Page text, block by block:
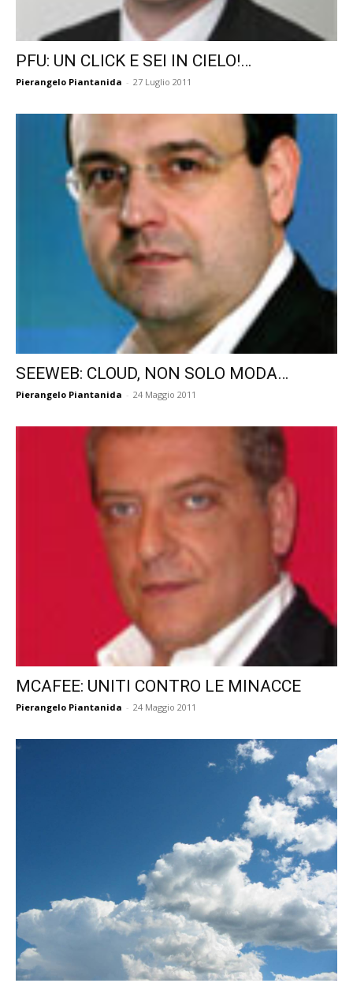
PFU: UN CLICK E SEI IN CIELO!…
Pierangelo Piantanida - 27 Luglio 2011
SEEWEB: CLOUD, NON SOLO MODA…
Pierangelo Piantanida - 24 Maggio 2011
MCAFEE: UNITI CONTRO LE MINACCE
Pierangelo Piantanida - 24 Maggio 2011